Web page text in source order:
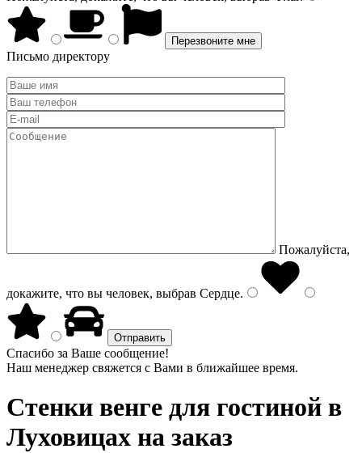
Письмо директору
Пожалуйста,
докажите, что вы человек, выбрав Сердце.
Спасибо за Ваше сообщение!
Наш менеджер свяжется с Вами в ближайшее время.
Стенки венге для гостиной в
Луховицах на заказ